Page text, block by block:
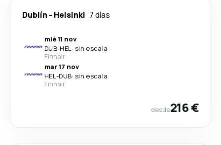
Dublín - Helsinki 7 días
mié 11 nov
DUB-HEL· sin escala
Finnair
mar 17 nov
HEL-DUB· sin escala
Finnair
desde216 €